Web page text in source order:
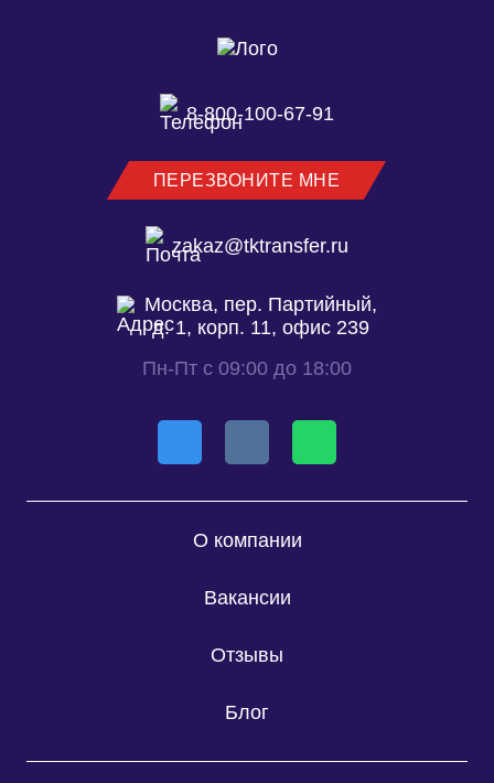
8-800-100-67-91
ПЕРЕЗВОНИТЕ МНЕ
zakaz@tktransfer.ru
Москва, пер. Партийный,
д. 1, корп. 11, офис 239
Пн-Пт с 09:00 до 18:00
О компании
Вакансии
Отзывы
Блог